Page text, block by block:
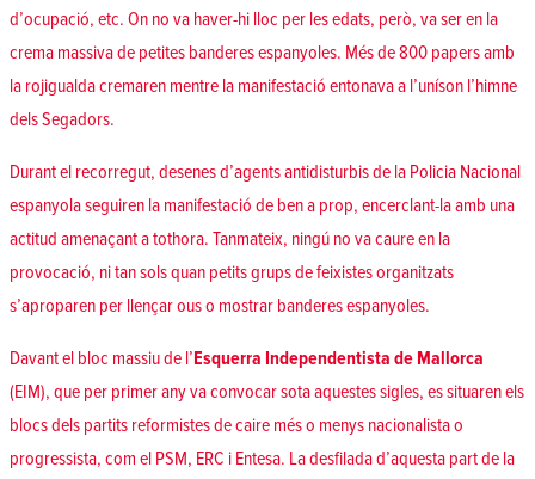
d’ocupació, etc. On no va haver-hi lloc per les edats, però, va ser en la
crema massiva de petites banderes espanyoles. Més de 800 papers amb
la rojigualda cremaren mentre la manifestació entonava a l’uníson l’himne
dels Segadors.
Durant el recorregut, desenes d’agents antidisturbis de la Policia Nacional
espanyola seguiren la manifestació de ben a prop, encerclant-la amb una
actitud amenaçant a tothora. Tanmateix, ningú no va caure en la
provocació, ni tan sols quan petits grups de feixistes organitzats
s’aproparen per llençar ous o mostrar banderes espanyoles.
Davant el bloc massiu de l’Esquerra Independentista de Mallorca
(EIM), que per primer any va convocar sota aquestes sigles, es situaren els
blocs dels partits reformistes de caire més o menys nacionalista o
progressista, com el PSM, ERC i Entesa. La desfilada d’aquesta part de la